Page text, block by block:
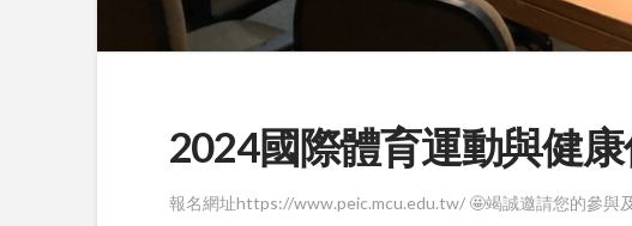
2024國際體育運動與健
報名網址https://www.peic.mcu.edu.tw/ 🤩竭誠邀請您的參與